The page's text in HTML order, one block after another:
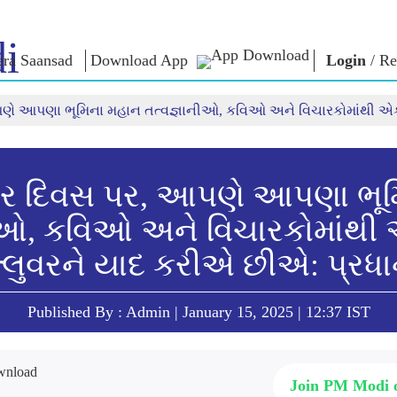
Saansad Download App Login /
સુશાસન
ઇન્ફોગ્રાફીક્સ
ઈન્સાઈટ્સ
શ્રેણીઓ
Motherhood
આંતરરાષ્ટ્રીય
Kashi Vikas Yatra
નમોના
સંબોધનનું
લખાણ
સાક્ષાત્કાર
બ્લોગ
આપણા ભૂમિના મહાન તત્વજ્ઞાનીઓ, કવિઓ અને વિચારકોમાંથી
દિવસ પર, આપણે આપણા
કવિઓ અને
યાદ કરીએ છીએ:
Published By : Admin | January 15, 2025 | 12:37 IST
Join PM Modi